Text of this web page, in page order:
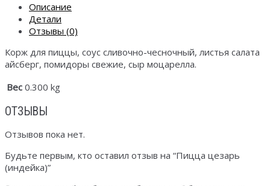
Описание
Детали
Отзывы (0)
Корж для пиццы, соус сливочно-чесночный, листья салата
айсберг, помидоры свежие, сыр моцарелла.
Вес 0.300 kg
ОТЗЫВЫ
Отзывов пока нет.
Будьте первым, кто оставил отзыв на “Пицца цезарь
(индейка)”